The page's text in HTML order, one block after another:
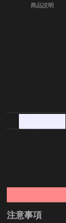
商品説明
注意事項